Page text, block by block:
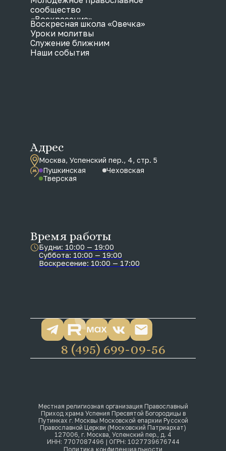
Местная религиозная организация Православный
Приход храма Успения Пресвятой Богородицы в
Путинках г. Москвы Московской епархии Русской
Православной Церкви (Московский Патриархат)
127006, г. Москва, Успенский пер., д. 4
ИНН: 7707087496 | ОГРН: 1027739676744
Политика конфиденциальности
8 (495) 699-09-56
Адрес
Москва, Успенский пер., 4, стр. 5
Пушкинская
Чеховская
Тверская
Время работы
Будни: 10:00 — 19:00
Суббота: 10:00 — 19:00
Воскресение: 10:00 — 17:00
сообщество
«Воскресение»
Воскресная школа «Овечка»
Уроки молитвы
Служение ближним
Наши события